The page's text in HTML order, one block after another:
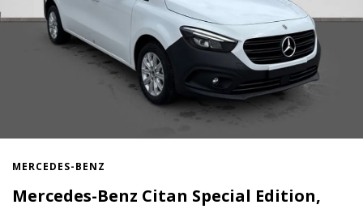
MERCEDES-BENZ
Mercedes-Benz Citan Special Edition,